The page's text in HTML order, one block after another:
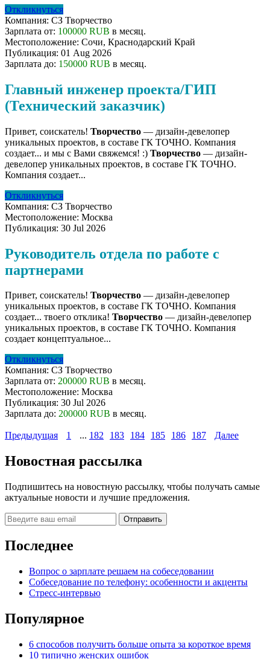
Откликнуться
Компания: СЗ Творчество
Зарплата от: 100000 RUB в месяц.
Местоположение: Сочи, Краснодарский Край
Публикация: 01 Aug 2026
Зарплата до: 150000 RUB в месяц.
Главный инженер проекта/ГИП
(Технический заказчик)
Привет, соискатель! Творчество — дизайн-девелопер
уникальных проектов, в составе ГК ТОЧНО. Компания
создает... и мы с Вами свяжемся! :) Творчество — дизайн-
девелопер уникальных проектов, в составе ГК ТОЧНО.
Компания создает...
Откликнуться
Компания: СЗ Творчество
Местоположение: Москва
Публикация: 30 Jul 2026
Руководитель отдела по работе с
партнерами
Привет, соискатель! Творчество — дизайн-девелопер
уникальных проектов, в составе ГК ТОЧНО. Компания
создает... твоего отклика! Творчество — дизайн-девелопер
уникальных проектов, в составе ГК ТОЧНО. Компания
создает концептуальное...
Откликнуться
Компания: СЗ Творчество
Зарплата от: 200000 RUB в месяц.
Местоположение: Москва
Публикация: 30 Jul 2026
Зарплата до: 200000 RUB в месяц.
Предыдущая 1 ... 182 183 184 185 186 187 Далее
Новостная рассылка
Подпишитесь на новостную рассылку, чтобы получать самые
актуальные новости и лучшие предложения.
Последнее
Вопрос о зарплате решаем на собеседовании
Собеседование по телефону: особенности и акценты
Стресс-интервью
Популярное
6 способов получить больше опыта за короткое время
10 типично женских ошибок